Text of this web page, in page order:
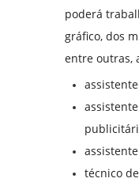
poderá
gráfico, dos
entre outras,
técnico